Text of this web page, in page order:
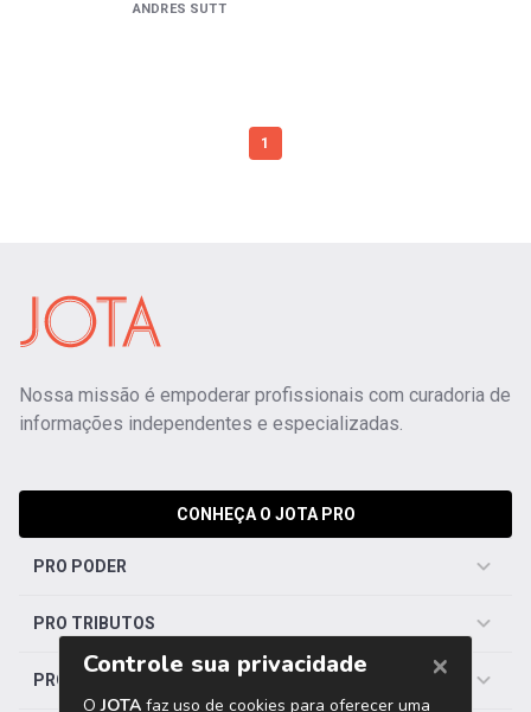
ANDRES SUTT
1
Nossa missão é empoderar profissionais com curadoria de
informações independentes e especializadas.
CONHEÇA O JOTA PRO
PRO PODER
PRO TRIBUTOS
PRO TRABALHISTA